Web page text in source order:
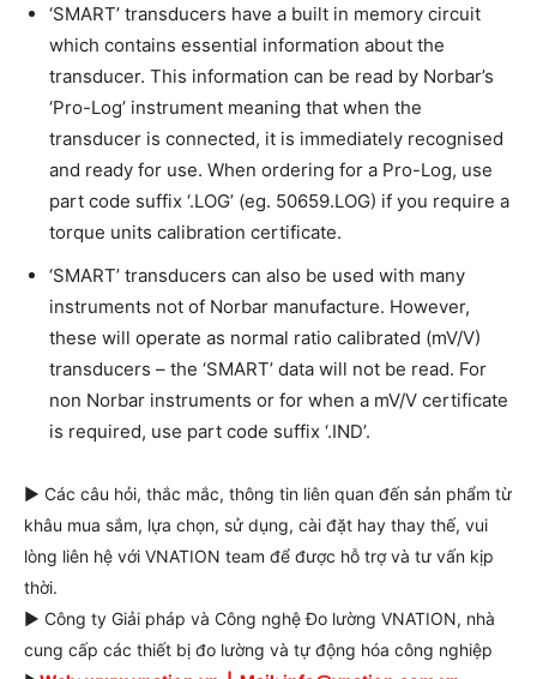
‘SMART’ transducers have a built in memory circuit
which contains essential information about the
transducer. This information can be read by Norbar’s
‘Pro-Log’ instrument meaning that when the
transducer is connected, it is immediately recognised
and ready for use. When ordering for a Pro-Log, use
part code suffix ‘.LOG’ (eg. 50659.LOG) if you require a
torque units calibration certificate.
‘SMART’ transducers can also be used with many
instruments not of Norbar manufacture. However,
these will operate as normal ratio calibrated (mV/V)
transducers – the ‘SMART’ data will not be read. For
non Norbar instruments or for when a mV/V certificate
is required, use part code suffix ‘.IND’.
► Các câu hỏi, thắc mắc, thông tin liên quan đến sản phẩm từ
khâu mua sắm, lựa chọn, sử dụng, cài đặt hay thay thế, vui
lòng liên hệ với VNATION team để được hỗ trợ và tư vấn kịp
thời.
► Công ty Giải pháp và Công nghệ Đo lường VNATION, nhà
cung cấp các thiết bị đo lường và tự động hóa công nghiệp